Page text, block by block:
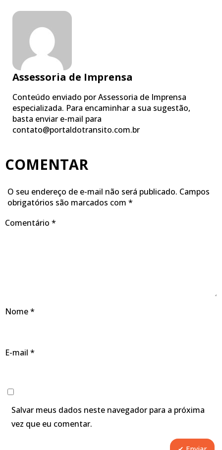
Assessoria de Imprensa
Conteúdo enviado por Assessoria de Imprensa
especializada. Para encaminhar a sua sugestão,
basta enviar e-mail para
contato@portaldotransito.com.br
COMENTAR
O seu endereço de e-mail não será publicado. Campos
obrigatórios são marcados com *
Comentário *
Nome*
E-mail *
Salvar meus dados neste navegador para a próxima
vez que eu comentar.